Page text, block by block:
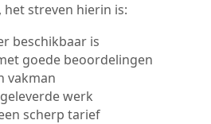
streven hierin is:
beschikbaar is
goede beoordelingen
vakman
werk
scherp tarief